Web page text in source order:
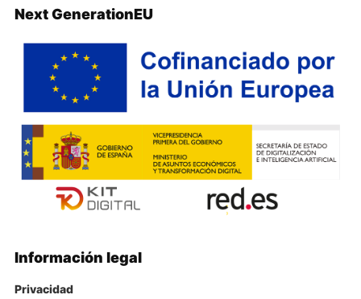
Next GenerationEU
Información legal
Privacidad